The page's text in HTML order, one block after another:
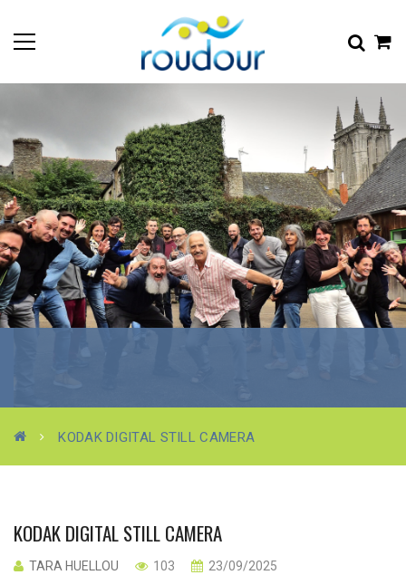
KODAK DIGITAL STILL CAMERA
KODAK DIGITAL STILL CAMERA
TARA HUELLOU 103 23/09/2025